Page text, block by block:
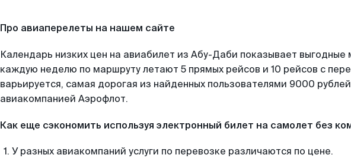
Про авиаперелеты на нашем сайте
Календарь низких цен на авиабилет из Абу-Даби показывает выгодные
каждую неделю по маршруту летают 5 прямых рейсов и 10 рейсов с
варьируется, самая дорогая из найденных пользователями 9000 рублей
авиакомпанией Аэрофлот.
Как еще сэкономить используя электронный билет на самолет без
У разных авиакомпаний услуги по перевозке различаются по цене.